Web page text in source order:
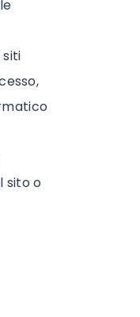
sito o